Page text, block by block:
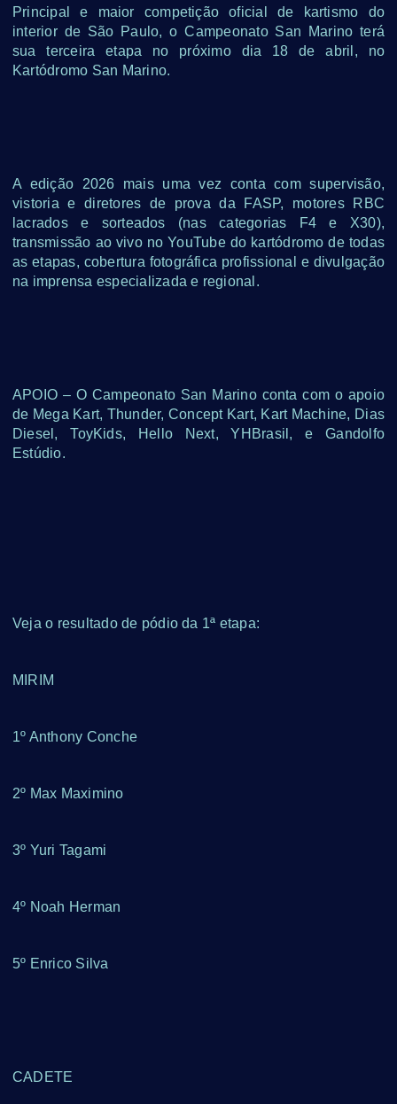
Principal e maior competição oficial de kartismo do
interior de São Paulo, o Campeonato San Marino terá
sua terceira etapa no próximo dia 18 de abril, no
Kartódromo San Marino.
A edição 2026 mais uma vez conta com supervisão,
vistoria e diretores de prova da FASP, motores RBC
lacrados e sorteados (nas categorias F4 e X30),
transmissão ao vivo no YouTube do kartódromo de todas
as etapas, cobertura fotográfica profissional e divulgação
na imprensa especializada e regional.
APOIO – O Campeonato San Marino conta com o apoio
de Mega Kart, Thunder, Concept Kart, Kart Machine, Dias
Diesel, ToyKids, Hello Next, YHBrasil, e Gandolfo
Estúdio.
Veja o resultado de pódio da 1ª etapa:
MIRIM
1º Anthony Conche
2º Max Maximino
3º Yuri Tagami
4º Noah Herman
5º Enrico Silva
CADETE